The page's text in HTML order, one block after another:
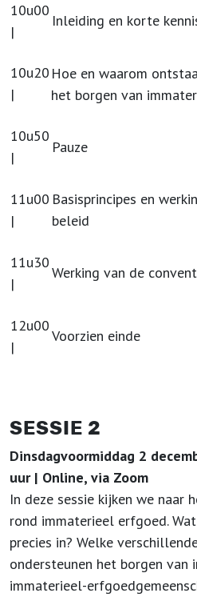
10u00
|
Inleiding en korte
10u20
|
Hoe en waarom
het borgen van
10u50
|
Pauze
11u00
|
Basisprincipes en
beleid
11u30
|
Werking van de
12u00
|
Voorzien einde
SESSIE 2
Dinsdagvoormiddag 2
uur | Online, via Zoom
In deze sessie kijken we naar
rond immaterieel erfgoed.
precies in? Welke
ondersteunen het borgen van
immaterieel-